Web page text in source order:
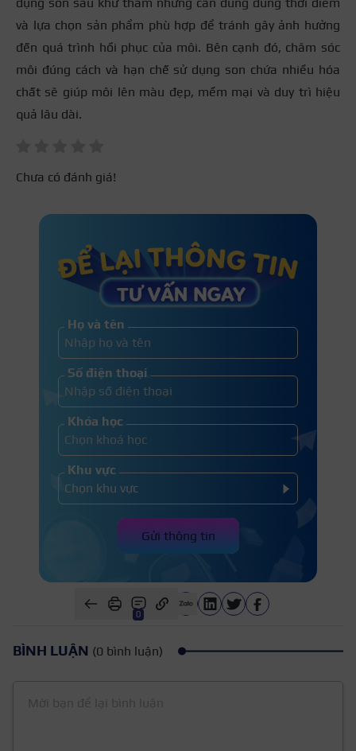
dụng son sau khử thâm nhưng cần dùng đúng thời điểm
và lựa chọn sản phẩm phù hợp để tránh gây ảnh hưởng
đến quá trình hồi phục của môi. Bên cạnh đó, chăm sóc
môi đúng cách và hạn chế sử dụng son chứa nhiều hóa
chất sẽ giúp môi lên màu đẹp, mềm mại và duy trì hiệu
quả lâu dài.
Chưa có đánh giá!
Họ và tên
Số điện thoại
Khóa học
Khu vực
Gửi thông tin
0
BÌNH LUẬN (0 bình luận)